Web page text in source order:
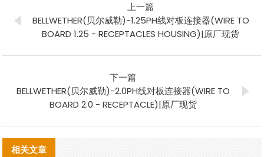
上一篇
BELLWETHER(贝尔威勒)-1.25PH线对板连接器(WIRE TO
BOARD 1.25 - RECEPTACLES HOUSING)|原厂现货
下一篇
BELLWETHER(贝尔威勒)-2.0PH线对板连接器(WIRE TO
BOARD 2.0 - RECEPTACLE)|原厂现货
相关文章